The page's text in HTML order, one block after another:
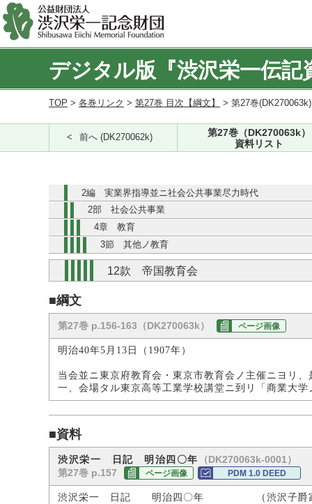
デジタル版『渋沢栄一伝記
TOP > 各巻リンク > 第27巻 目次【綱文】 > 第27巻
前へ (DK270062k)
第27巻（DK270063k）
資料リスト
2編 実業界指導並ニ社会公共事業尽力時代
2部 社会公共事業
4章 教育
3節 其他ノ教育
12款 帝国教育会
■綱文
第27巻 p.156-163（DK270063k） ページ画像
明治40年5月13日（1907年）
当会並ニ東京府教育会・東京市教育会ノ主催ニヨリ
一、会場タル東京高等工業学校講堂ニ到リ「商業大
■資料
渋沢栄一 日記 明治四〇年
（DK270063k-0001）
第27巻 p.157
ページ画像 PDM 1.0 DEED
渋沢栄一 日記 明治四〇年 （渋沢子爵家